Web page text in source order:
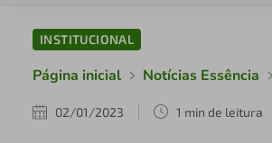
INSTITUCIONAL
Página inicial Notícias Essência
02/01/2023 1 min de leitura